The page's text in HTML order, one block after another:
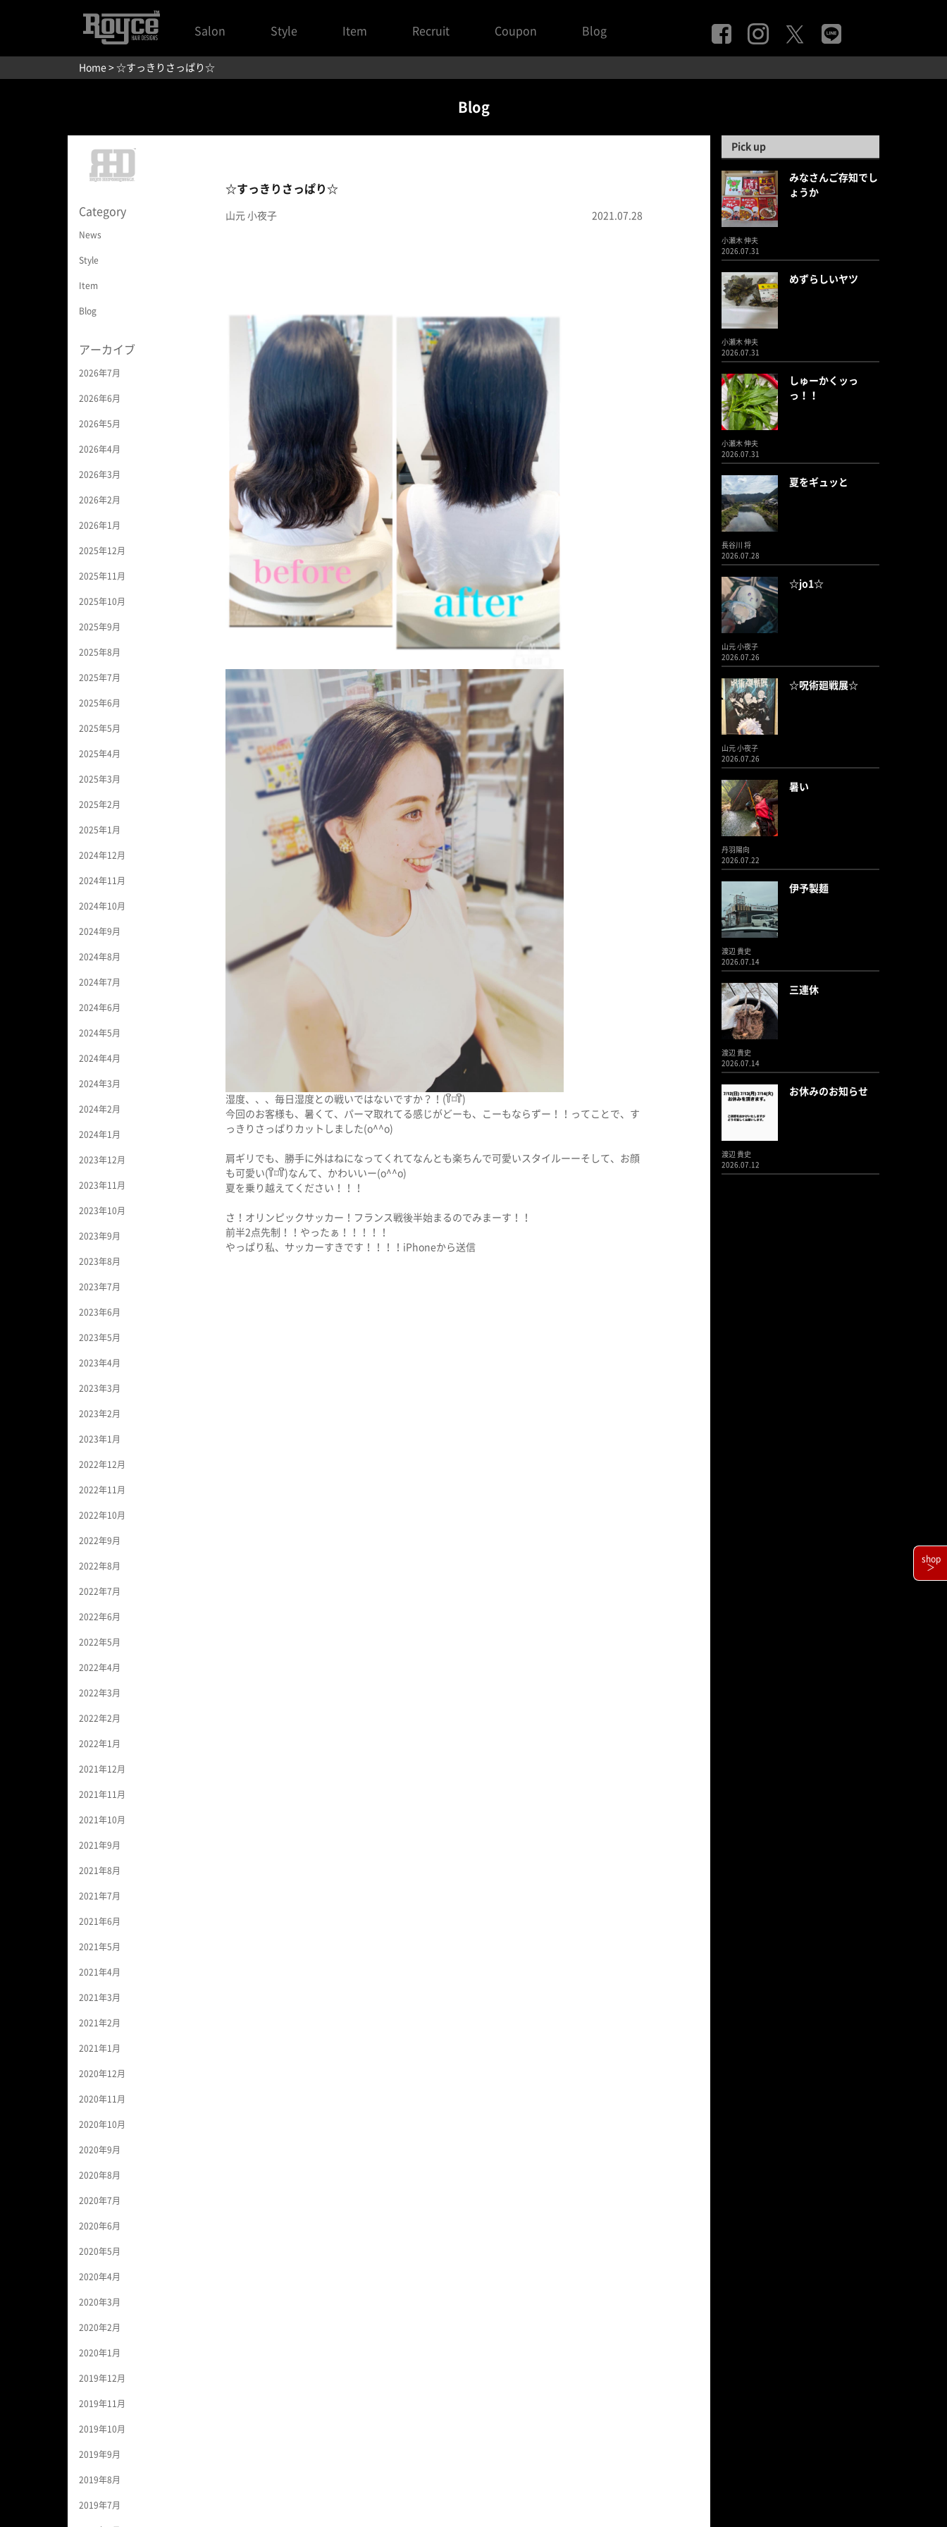
Salon Style Item Recruit Coupon Blog
Home > ☆すっきりさっぱり☆
Blog
Category
News
Style
Item
Blog
アーカイブ
2026年7月
2026年6月
2026年5月
2026年4月
2026年3月
2026年2月
2026年1月
2025年12月
2025年11月
2025年10月
2025年9月
2025年8月
2025年7月
2025年6月
2025年5月
2025年4月
2025年3月
2025年2月
2025年1月
2024年12月
2024年11月
2024年10月
2024年9月
2024年8月
2024年7月
2024年6月
2024年5月
2024年4月
2024年3月
2024年2月
2024年1月
2023年12月
2023年11月
2023年10月
2023年9月
2023年8月
2023年7月
2023年6月
2023年5月
2023年4月
2023年3月
2023年2月
2023年1月
2022年12月
2022年11月
2022年10月
2022年9月
2022年8月
2022年7月
2022年6月
2022年5月
2022年4月
2022年3月
2022年2月
2022年1月
2021年12月
2021年11月
2021年10月
2021年9月
2021年8月
2021年7月
2021年6月
2021年5月
2021年4月
2021年3月
2021年2月
2021年1月
2020年12月
2020年11月
2020年10月
2020年9月
2020年8月
2020年7月
2020年6月
2020年5月
2020年4月
2020年3月
2020年2月
2020年1月
2019年12月
2019年11月
2019年10月
2019年9月
2019年8月
2019年7月
☆すっきりさっぱり☆
山元 小夜子 2021.07.28
湿度、、、毎日湿度との戦いではないですか？！(꒦ິ⌑꒦ີ)
今回のお客様も、暑くて、パーマ取れてる感じがどーも、こーもならずー！！ってことで、す
っきりさっぱりカットしました(o^^o)
肩ギリでも、勝手に外はねになってくれてなんとも楽ちんで可愛いスタイルーーそして、お顔
も可愛い(꒦ິ⌑꒦ີ)なんて、かわいいー(o^^o)
夏を乗り越えてください！！！
さ！オリンピックサッカー！フランス戦後半始まるのでみまーす！！
前半2点先制！！やったぁ！！！！！
やっぱり私、サッカーすきです！！！！iPhoneから送信
Pick up
みなさんご存知でし
ょうか
小瀬木 伸夫
2026.07.31
めずらしいヤツ
小瀬木 伸夫
2026.07.31
しゅーかくッっ
っ！！
小瀬木 伸夫
2026.07.31
夏をギュッと
長谷川 将
2026.07.28
☆jo1☆
山元 小夜子
2026.07.26
☆呪術廻戦展☆
山元 小夜子
2026.07.26
暑い
丹羽陽向
2026.07.22
伊予製麺
渡辺 貴史
2026.07.14
三連休
渡辺 貴史
2026.07.14
お休みのお知らせ
渡辺 貴史
2026.07.12
shop
＞